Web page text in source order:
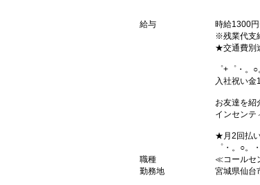
給与
時給1300
※残業代支
★交通費別
゜+゜・。
入社祝い金
お友達を紹
インセンテ
★月2回払
゜・。○。
職種
≪コールセ
勤務地
宮城県仙台